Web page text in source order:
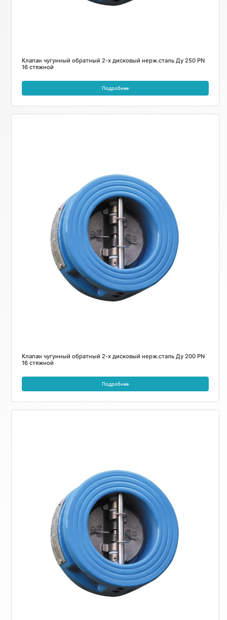
Клапан чугунный обратный 2-х дисковый нерж.сталь Ду 250 PN
16 стяжной
Подробнее
Клапан чугунный обратный 2-х дисковый нерж.сталь Ду 200 PN
16 стяжной
Подробнее